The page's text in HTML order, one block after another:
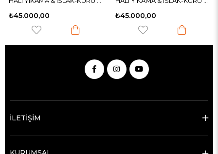
₺45.000,00 ₺45.000,00
İLETİŞİM